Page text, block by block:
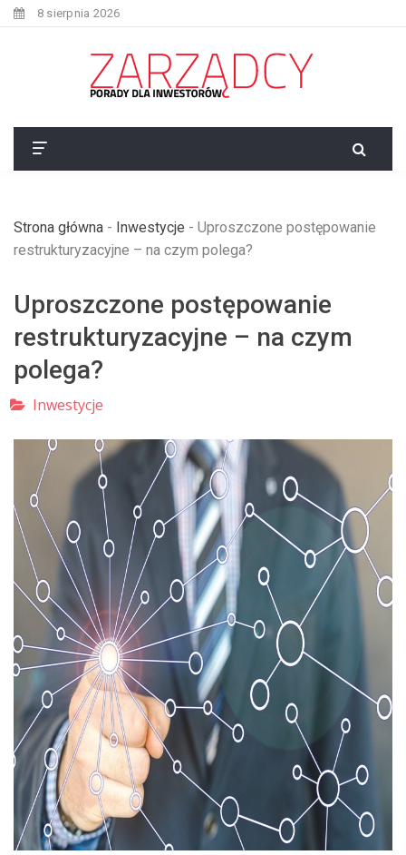
8 sierpnia 2026
Strona główna - Inwestycje - Uproszczone postępowanie
restrukturyzacyjne – na czym polega?
Uproszczone postępowanie
restrukturyzacyjne – na czym
polega?
Inwestycje